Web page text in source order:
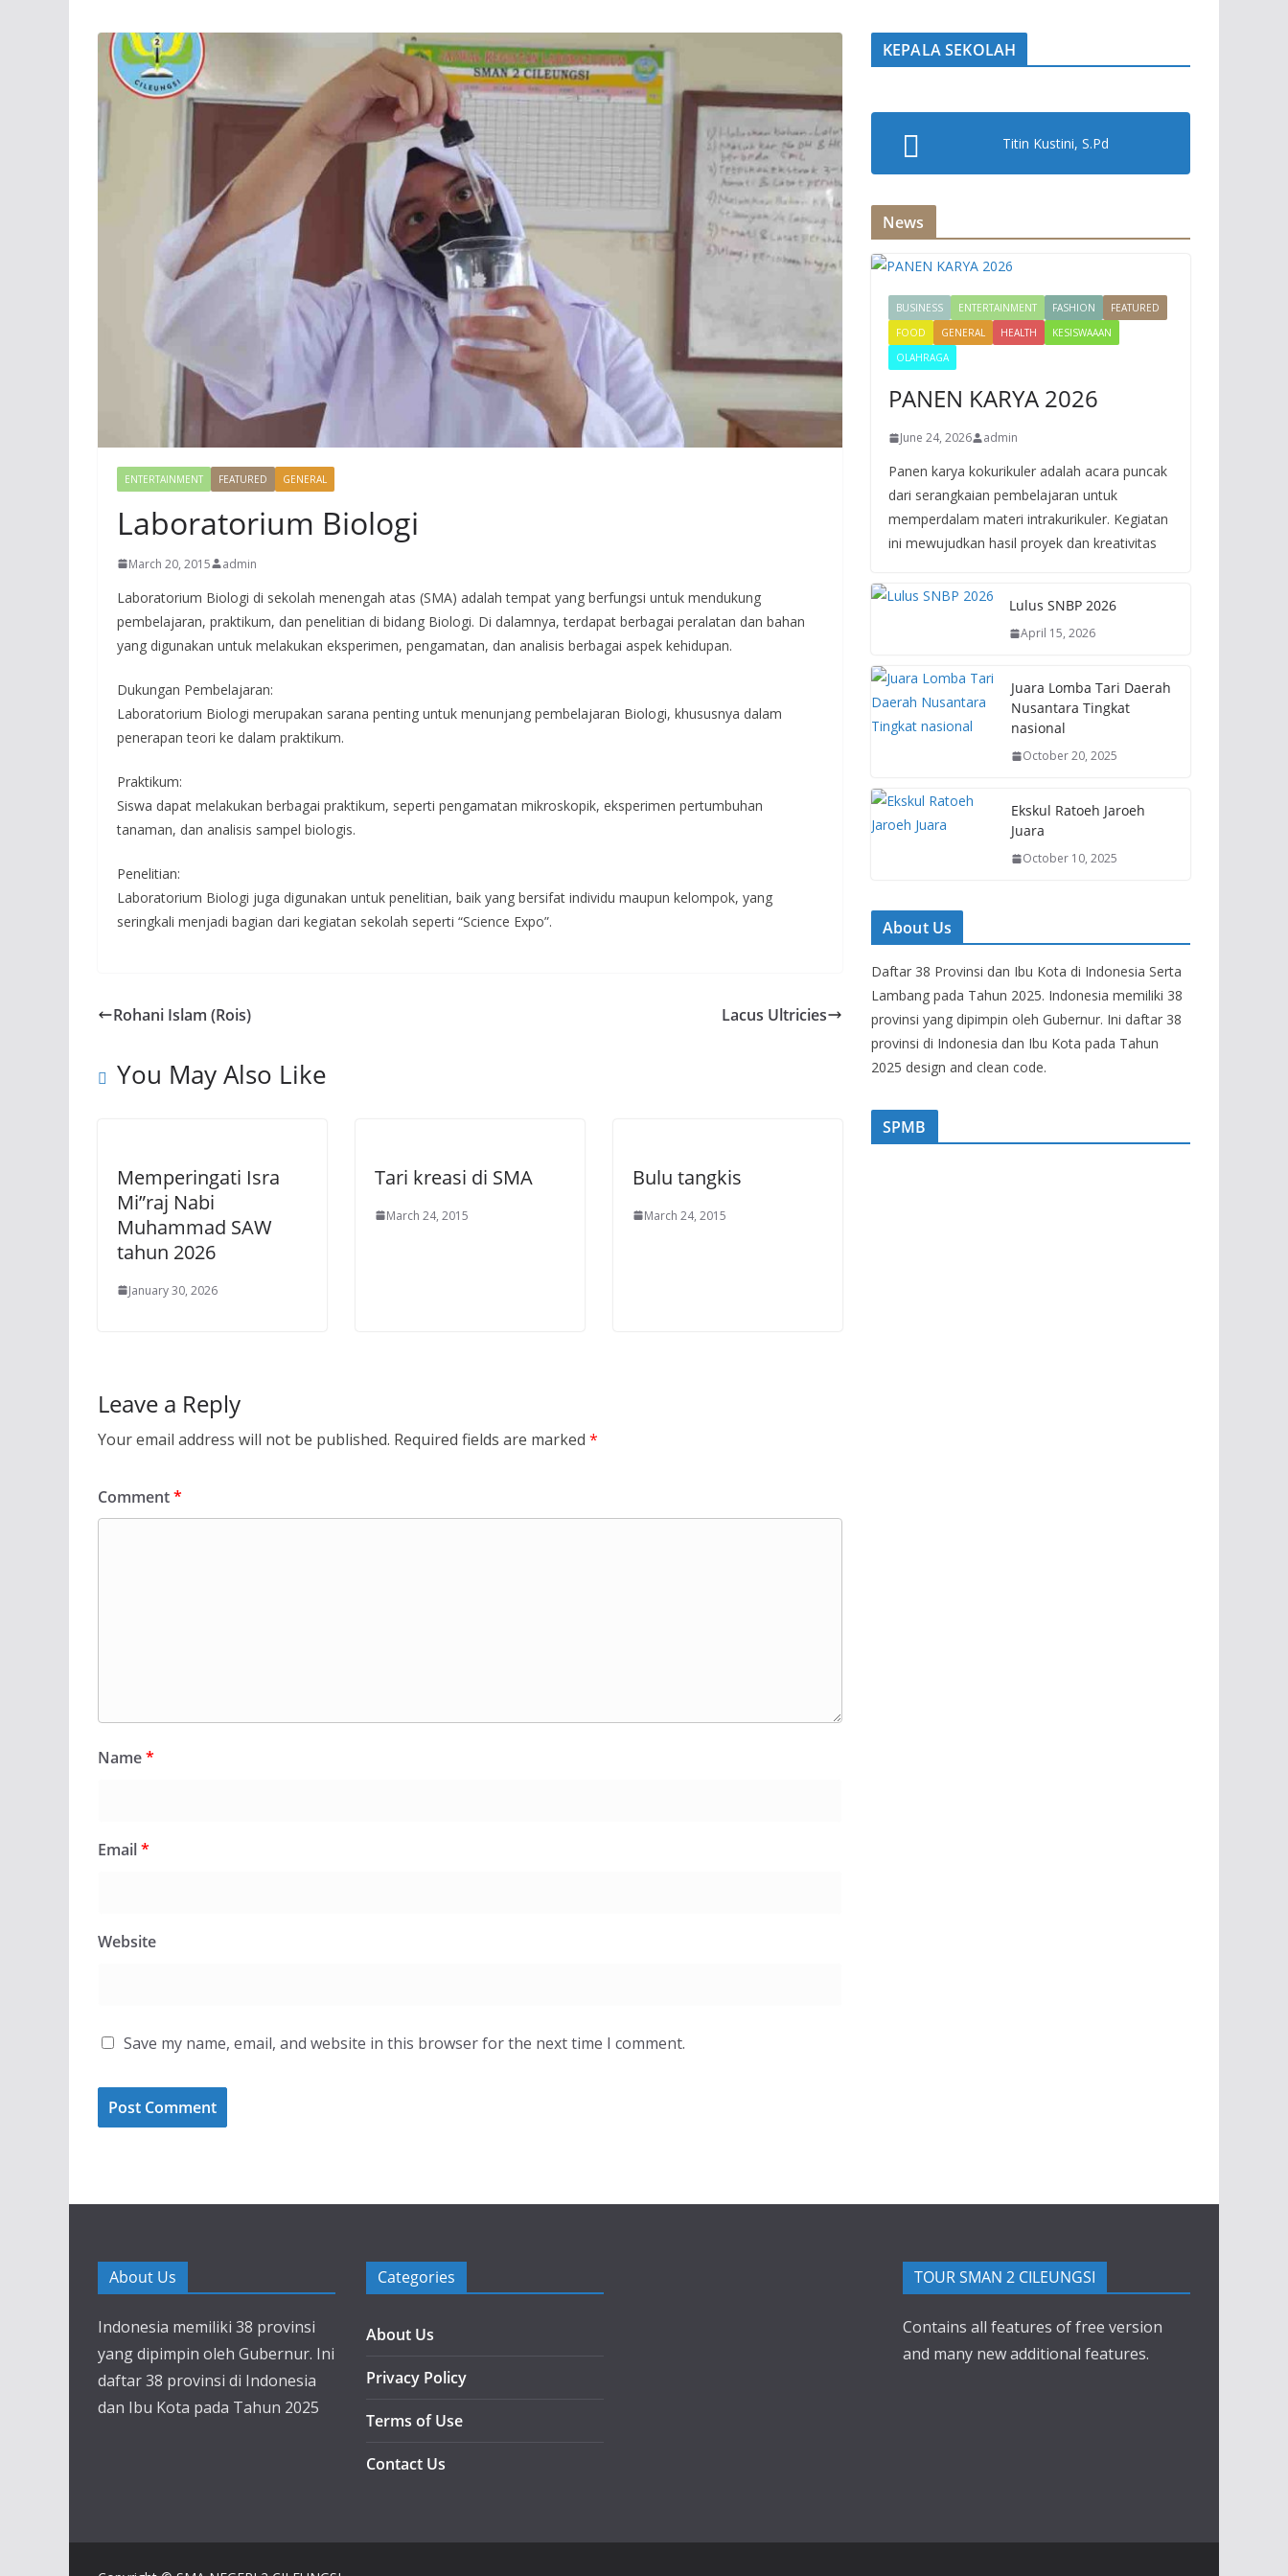
ENTERTAINMENT FEATURED GENERAL
Laboratorium Biologi
March 20, 2015 admin
Laboratorium Biologi di sekolah menengah atas (SMA) adalah tempat yang berfungsi untuk mendukung
pembelajaran, praktikum, dan penelitian di bidang Biologi. Di dalamnya, terdapat berbagai peralatan dan bahan
yang digunakan untuk melakukan eksperimen, pengamatan, dan analisis berbagai aspek kehidupan.
Dukungan Pembelajaran:
Laboratorium Biologi merupakan sarana penting untuk menunjang pembelajaran Biologi, khususnya dalam
penerapan teori ke dalam praktikum.
Praktikum:
Siswa dapat melakukan berbagai praktikum, seperti pengamatan mikroskopik, eksperimen pertumbuhan
tanaman, dan analisis sampel biologis.
Penelitian:
Laboratorium Biologi juga digunakan untuk penelitian, baik yang bersifat individu maupun kelompok, yang
seringkali menjadi bagian dari kegiatan sekolah seperti “Science Expo”.
Rohani Islam (Rois) Lacus Ultricies
You May Also Like
Memperingati Isra
Mi”raj Nabi
Muhammad SAW
tahun 2026
January 30, 2026
Tari kreasi di SMA
March 24, 2015
Bulu tangkis
March 24, 2015
Leave a Reply
Your email address will not be published. Required fields are marked *
Comment*
Name*
Email*
Website
Save my name, email, and website in this browser for the next time I comment.
KEPALA SEKOLAH
Titin Kustini, S.Pd
News
BUSINESS ENTERTAINMENT FASHION
FEATURED
FOOD
GENERAL HEALTH
KESISWAAAN
OLAHRAGA
PANEN KARYA 2026
June 24, 2026 admin
Panen karya kokurikuler adalah acara puncak
dari serangkaian pembelajaran untuk
memperdalam materi intrakurikuler. Kegiatan
ini mewujudkan hasil proyek dan kreativitas
Lulus SNBP 2026
April 15, 2026
Juara Lomba Tari Daerah
Nusantara Tingkat
nasional
October 20, 2025
Ekskul Ratoeh Jaroeh
Juara
October 10, 2025
About Us
Daftar 38 Provinsi dan Ibu Kota di Indonesia Serta
Lambang pada Tahun 2025. Indonesia memiliki 38
provinsi yang dipimpin oleh Gubernur. Ini daftar 38
provinsi di Indonesia dan Ibu Kota pada Tahun
2025 design and clean code.
SPMB
About Us
Indonesia memiliki 38 provinsi
yang dipimpin oleh Gubernur. Ini
daftar 38 provinsi di Indonesia
dan Ibu Kota pada Tahun 2025
Categories
About Us
Privacy Policy
Terms of Use
Contact Us
TOUR SMAN 2 CILEUNGSI
Contains all features of free version
and many new additional features.